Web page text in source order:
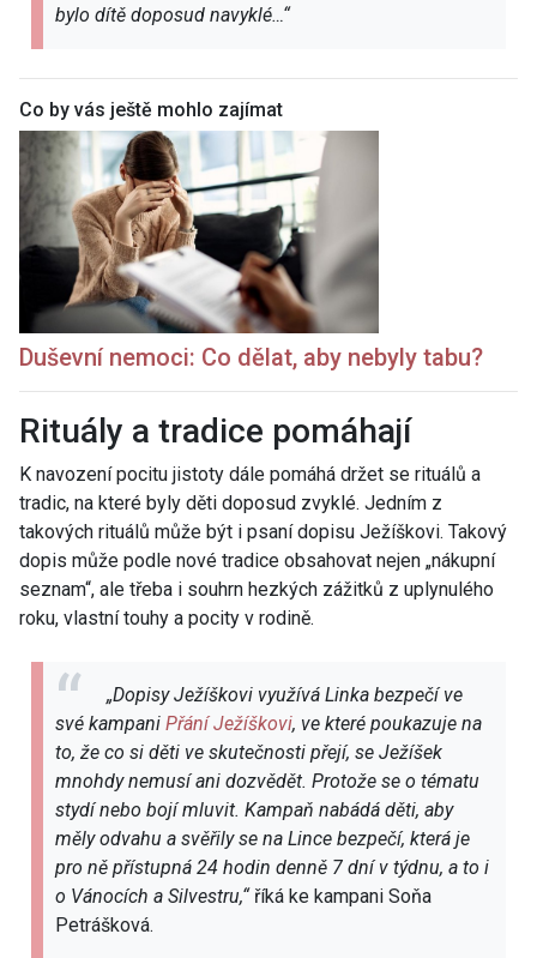
bylo dítě doposud navyklé…“
Co by vás ještě mohlo zajímat
Duševní nemoci: Co dělat, aby nebyly tabu?
Rituály a tradice pomáhají
K navození pocitu jistoty dále pomáhá držet se rituálů a
tradic, na které byly děti doposud zvyklé. Jedním z
takových rituálů může být i psaní dopisu Ježíškovi. Takový
dopis může podle nové tradice obsahovat nejen „nákupní
seznam“, ale třeba i souhrn hezkých zážitků z uplynulého
roku, vlastní touhy a pocity v rodině.
„Dopisy Ježíškovi využívá Linka bezpečí ve
své kampani Přání Ježíškovi, ve které poukazuje na
to, že co si děti ve skutečnosti přejí, se Ježíšek
mnohdy nemusí ani dozvědět. Protože se o tématu
stydí nebo bojí mluvit. Kampaň nabádá děti, aby
měly odvahu a svěřily se na Lince bezpečí, která je
pro ně přístupná 24 hodin denně 7 dní v týdnu, a to i
o Vánocích a Silvestru,“ říká ke kampani Soňa
Petrášková.